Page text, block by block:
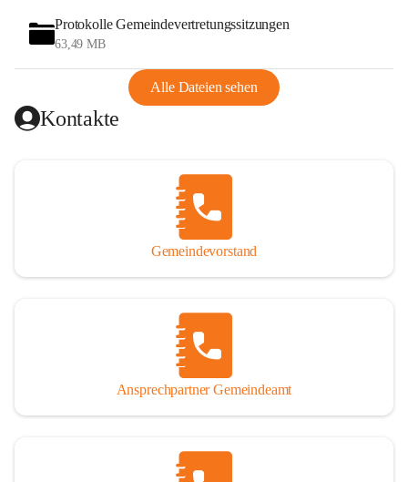
Protokolle Gemeindevertretungssitzungen
63,49 MB
Alle Dateien sehen
Kontakte
Gemeindevorstand
Ansprechpartner Gemeindeamt